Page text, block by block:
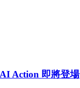
Action 即將登場